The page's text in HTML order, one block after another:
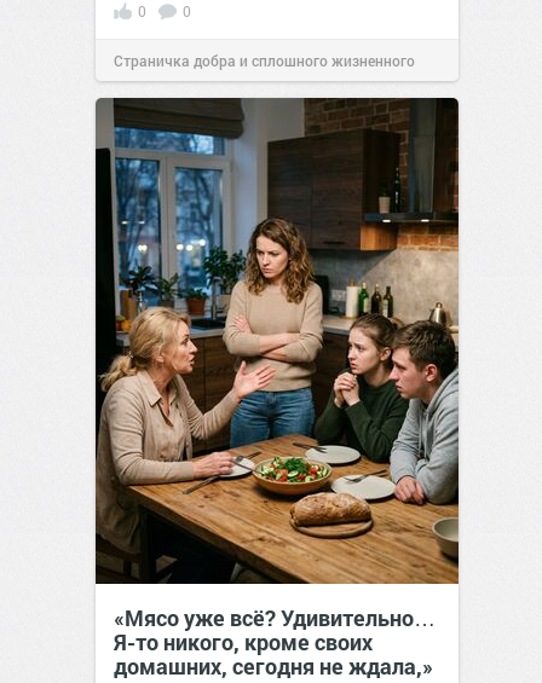
0 0
Страничка добра и сплошного жизненного
позитива!14:38Вчера
«Мясо уже всё? Удивительно…
Я-то никого, кроме своих
домашних, сегодня не ждала,»